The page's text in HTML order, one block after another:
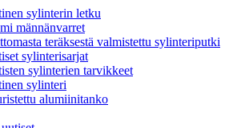
sylinterin letku
männänvarret
teräksestä valmistettu sylinteriputki
sylinterisarjat
sylinterien tarvikkeet
sylinteri
alumiinitanko